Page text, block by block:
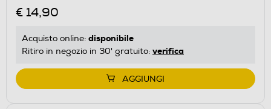
€ 14,90
Acquisto online: disponibile
Ritiro in negozio in 30' gratuito: verifica
AGGIUNGI